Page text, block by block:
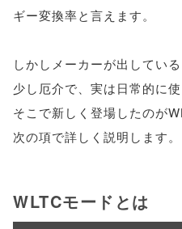
ギー変換率と言えます。
しかしメーカーが出してい
少し厄介で、実は日常的に
そこで新しく登場したのが
次の項で詳しく説明します。
WLTCモードとは